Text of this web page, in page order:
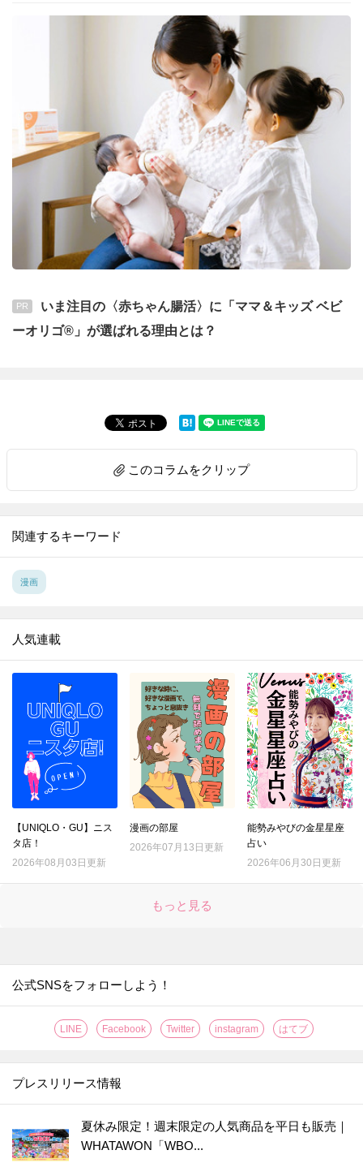
PR
いま注目の〈赤ちゃん腸活〉に「ママ＆キッズ ベビ
ーオリゴ®」が選ばれる理由とは？
このコラムをクリップ
関連するキーワード
漫画
人気連載
【UNIQLO・GU】ニス
タ店！
2026年08月03日更新
漫画の部屋
2026年07月13日更新
能勢みやびの金星星座
占い
2026年06月30日更新
もっと見る
公式SNSをフォローしよう！
LINE Facebook Twitter instagram はてブ
プレスリリース情報
夏休み限定！週末限定の人気商品を平日も販売｜
WHATAWON「WBO...